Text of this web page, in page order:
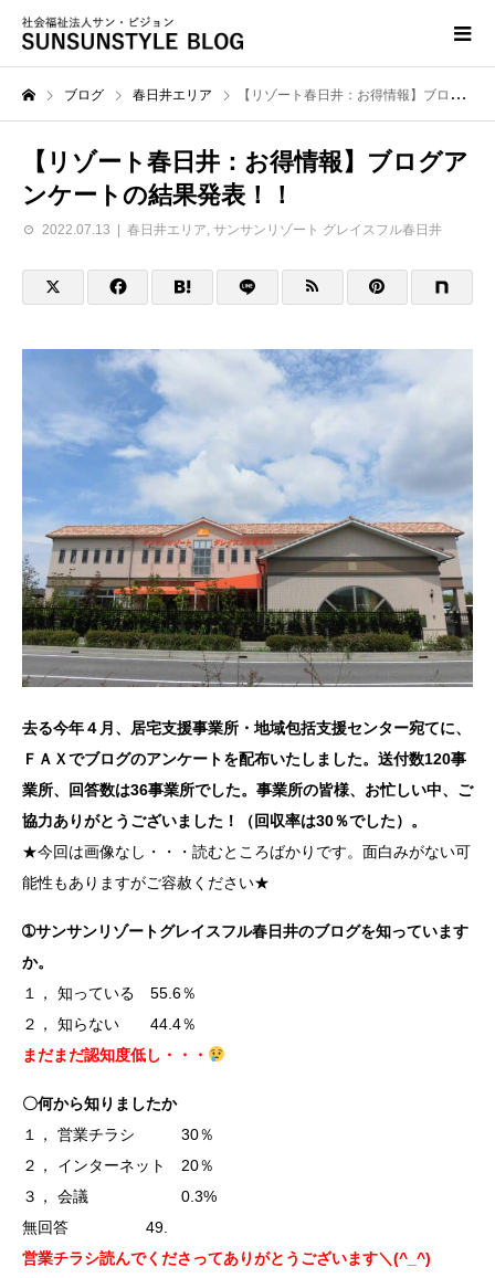
ブログ 春日井エリア 【リゾート春日井：お得情報】ブログアンケートの結果発表！！
【リゾート春日井：お得情報】ブログア
ンケートの結果発表！！
2022.07.13 春日井エリア サンサンリゾート グレイスフル春日井
去る今年４月、居宅支援事業所・地域包括支援センター宛てに、
ＦＡＸでブログのアンケートを配布いたしました。送付数120事
業所、回答数は36事業所でした。事業所の皆様、お忙しい中、ご
協力ありがとうございました！（回収率は30％でした）。
★今回は画像なし・・・読むところばかりです。面白みがない可
能性もありますがご容赦ください★
➀サンサンリゾートグレイスフル春日井のブログを知っています
か。
１， 知っている 55.6％
２， 知らない 44.4％
まだまだ認知度低し・・・
〇何から知りましたか
１， 営業チラシ 30％
２， インターネット 20％
３， 会議 0.3%
無回答 49.
営業チラシ読んでくださってありがとうございます＼(^_^)